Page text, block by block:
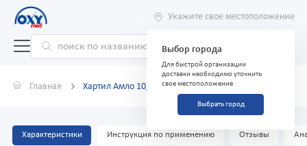
Укажите свое местоположение
Выбор города
Для быстрой организации
доставки необходимо уточнить
свое местоположение
Выбрать город
Главная Хартил Амло 10/5мг №30
Характеристики Инструкция по применению Отзывы